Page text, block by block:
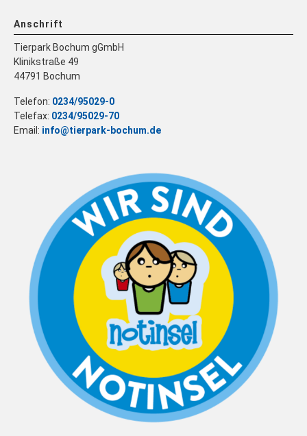
Anschrift
Tierpark Bochum gGmbH
Klinikstraße 49
44791 Bochum
Telefon: 0234/95029-0
Telefax: 0234/95029-70
Email: info@tierpark-bochum.de